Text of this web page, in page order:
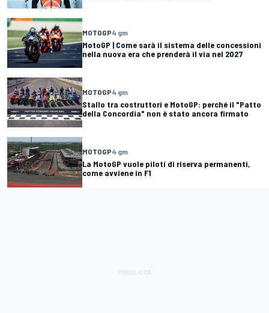
MOTOGP4 gm
MotoGP | Come sarà il sistema delle concessioni
nella nuova era che prenderà il via nel 2027
MOTOGP4 gm
Stallo tra costruttori e MotoGP: perché il "Patto
della Concordia" non è stato ancora firmato
MOTOGP4 gm
La MotoGP vuole piloti di riserva permanenti,
come avviene in F1